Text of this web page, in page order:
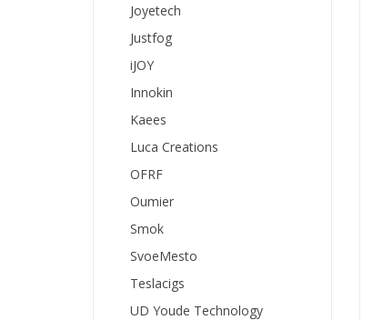
Joyetech
Justfog
iJOY
Innokin
Kaees
Luca Creations
OFRF
Oumier
Smok
SvoeMesto
Teslacigs
UD Youde Technology